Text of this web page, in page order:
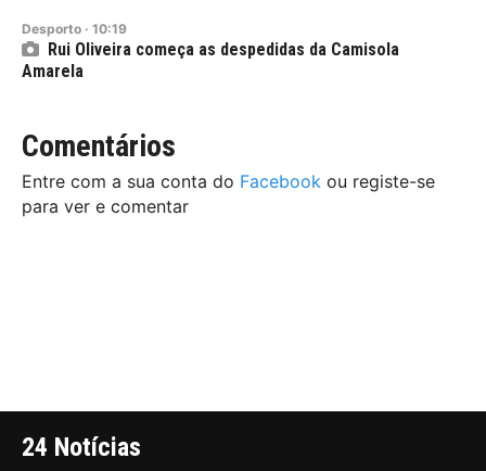
Desporto · 10:19
Rui Oliveira começa as despedidas da Camisola
Amarela
Comentários
Entre com a sua conta do Facebook ou registe-se
para ver e comentar
24 Notícias